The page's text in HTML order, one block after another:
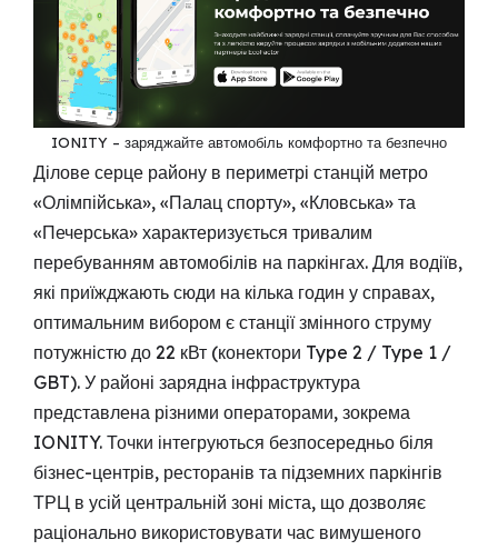
IONITY – заряджайте автомобіль комфортно та безпечно
Ділове серце району в периметрі станцій метро
«Олімпійська», «Палац спорту», «Кловська» та
«Печерська» характеризується тривалим
перебуванням автомобілів на паркінгах. Для водіїв,
які приїжджають сюди на кілька годин у справах,
оптимальним вибором є станції змінного струму
потужністю до 22 кВт (конектори Type 2 / Type 1 /
GBT). У районі зарядна інфраструктура
представлена різними операторами, зокрема
IONITY. Точки інтегруються безпосередньо біля
бізнес-центрів, ресторанів та підземних паркінгів
ТРЦ в усій центральній зоні міста, що дозволяє
раціонально використовувати час вимушеного